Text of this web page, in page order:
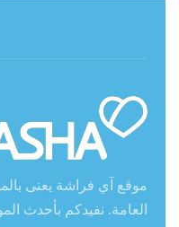
موقع آي فراشة يعنى
العامة. نفيدكم بأحدث